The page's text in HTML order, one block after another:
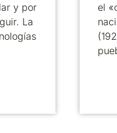
y por
La
el